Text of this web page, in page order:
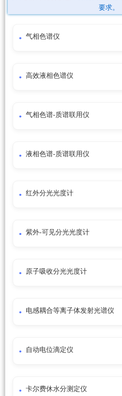
要求。
气相色谱仪
高效液相色谱仪
气相色谱-质谱联用仪
液相色谱-质谱联用仪
红外分光光度计
紫外-可见分光光度计
原子吸收分光光度计
电感耦合等离子体发射光谱仪
自动电位滴定仪
卡尔费休水分测定仪